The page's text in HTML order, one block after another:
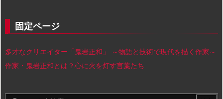
固定ページ
多才なクリエイター「鬼岩正和」 ～物語と技術で現代を描く作家～
作家・鬼岩正和とは？心に火を灯す言葉たち